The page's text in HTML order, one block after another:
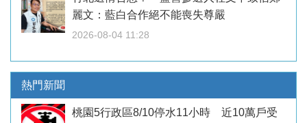
麗文：藍白合作絕不能喪失尊嚴
2026-08-04 11:28
熱門新聞
桃園5行政區8/10停水11小時 近10萬戶受